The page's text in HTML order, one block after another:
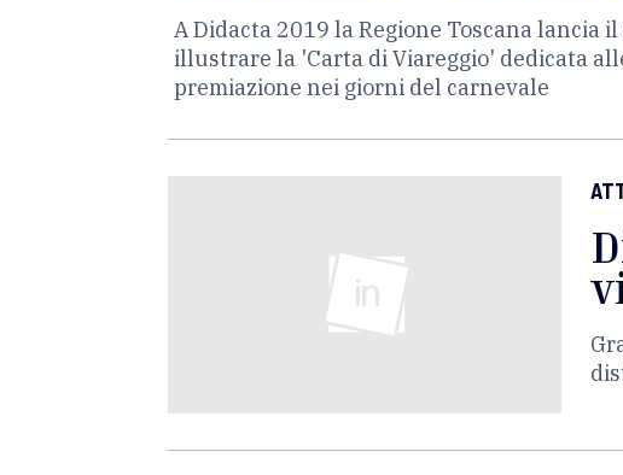
A Didacta 2019 la Regione Toscana lancia
illustrare la 'Carta di Viareggio' dedicata
premiazione nei giorni del carnevale